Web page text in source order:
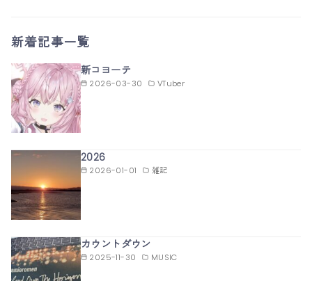
新着記事一覧
2026-03-30 VTuber
新コヨーテ
2026-01-01 雑記
2026
2025-11-30 MUSIC
カウントダウン